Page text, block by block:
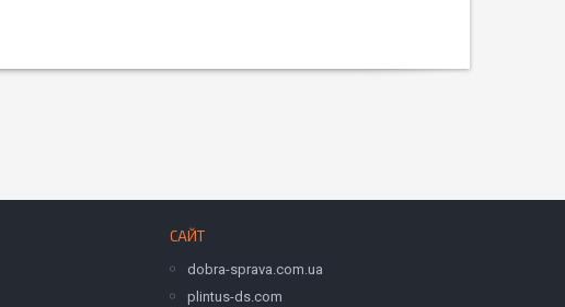
САЙТ
dobra-sprava.com.ua
plintus-ds.com